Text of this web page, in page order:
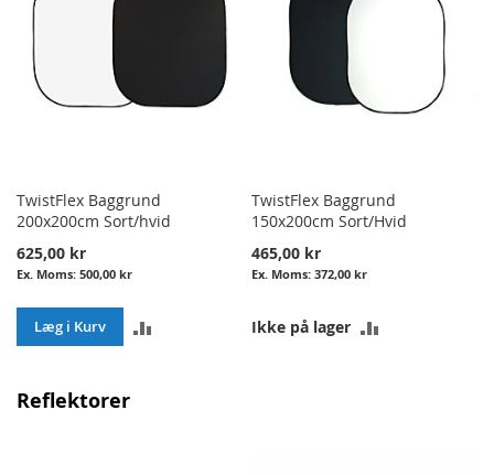
TwistFlex Baggrund
200x200cm Sort/hvid
625,00 kr
500,00 kr
Læg i Kurv
TwistFlex Baggrund
150x200cm Sort/Hvid
465,00 kr
372,00 kr
Ikke på lager
Reflektorer